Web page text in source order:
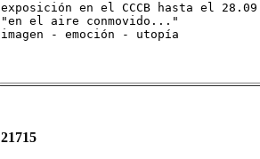
exposición en el CCCB hasta el
"en el aire conmovido..."
imagen - emoción - utopía
21715